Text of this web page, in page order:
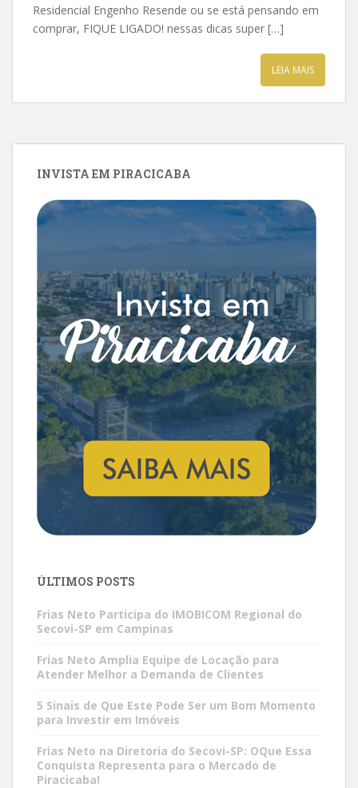
Residencial Engenho Resende ou se está pensando em
comprar, FIQUE LIGADO! nessas dicas super […]
LEIA MAIS
INVISTA EM PIRACICABA
ÚLTIMOS POSTS
Frias Neto Participa do IMOBICOM Regional do
Secovi-SP em Campinas
Frias Neto Amplia Equipe de Locação para
Atender Melhor a Demanda de Clientes
5 Sinais de Que Este Pode Ser um Bom Momento
para Investir em Imóveis
Frias Neto na Diretoria do Secovi-SP: OQue Essa
Conquista Representa para o Mercado de
Piracicaba!